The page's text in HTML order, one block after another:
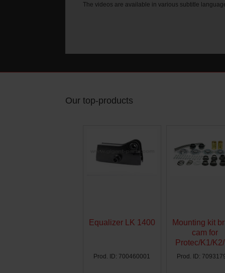
The videos are available in various subtitle
Our top-products
Equalizer LK 1400
Prod. ID: 700460001
Mounting kit
cam for
Protec/K1/
Ø300 -
Prod. ID: